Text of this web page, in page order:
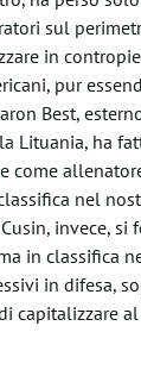
sul
in
pur
Best,
Lituania, ha
come
nel
invece,
in classifica
in difesa,
capitalizzare